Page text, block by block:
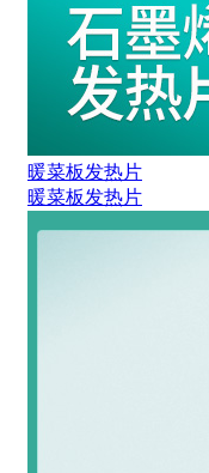
暖菜板发热片
暖菜板发热片